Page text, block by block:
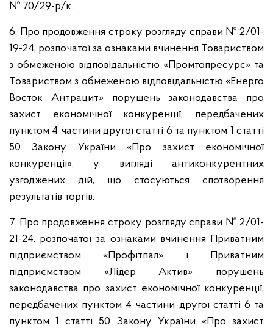
№ 70/29-р/к.
6. Про продовження строку розгляду справи № 2/01-
19-24, розпочатої за ознаками вчинення Товариством
з обмеженою відповідальністю «Промтопресурс» та
Товариством з обмеженою відповідальністю «Енерго
Восток Антрацит» порушень законодавства про
захист економічної конкуренції, передбачених
пунктом 4 частини другої статті 6 та пунктом 1 статті
50 Закону України «Про захист економічної
конкуренції», у вигляді антиконкурентних
узгоджених дій, що стосуються спотворення
результатів торгів.
7. Про продовження строку розгляду справи № 2/01-
21-24, розпочатої за ознаками вчинення Приватним
підприємством «Профітпал» і Приватним
підприємством «Лідер Актив» порушень
законодавства про захист економічної конкуренції,
передбачених пунктом 4 частини другої статті 6 та
пунктом 1 статті 50 Закону України «Про захист